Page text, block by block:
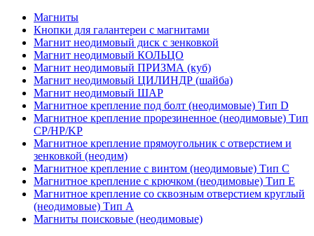
Магниты
Кнопки для галантереи с магнитами
Магнит неодимовый диск с зенковкой
Магнит неодимовый КОЛЬЦО
Магнит неодимовый ПРИЗМА (куб)
Магнит неодимовый ЦИЛИНДР (шайба)
Магнит неодимовый ШАР
Магнитное крепление под болт (неодимовые) Тип D
Магнитное крепление прорезиненное (неодимовые) Тип
CP/HP/KP
Магнитное крепление прямоугольник с отверстием и
зенковкой (неодим)
Магнитное крепление с винтом (неодимовые) Тип С
Магнитное крепление с крючком (неодимовые) Тип Е
Магнитное крепление со сквозным отверстием круглый
(неодимовые) Тип А
Магниты поисковые (неодимовые)